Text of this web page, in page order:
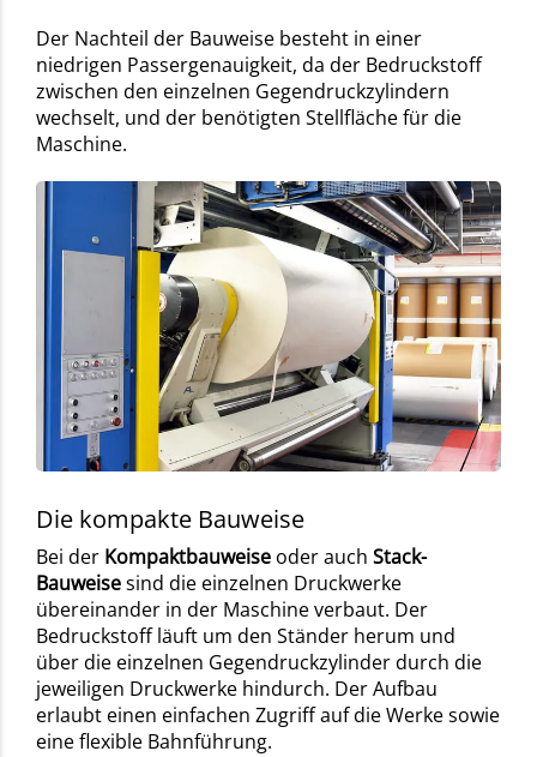
Der Nachteil der Bauweise besteht in einer
niedrigen Passergenauigkeit, da der Bedruckstoff
zwischen den einzelnen Gegendruckzylindern
wechselt, und der benötigten Stellfläche für die
Maschine.
Die kompakte Bauweise
Bei der Kompaktbauweise oder auch Stack-
Bauweisesind die einzelnen Druckwerke
übereinander in der Maschine verbaut. Der
Bedruckstoff läuft um den Ständer herum und
über die einzelnen Gegendruckzylinder durch die
jeweiligen Druckwerke hindurch. Der Aufbau
erlaubt einen einfachen Zugriff auf die Werke sowie
eine flexible Bahnführung.